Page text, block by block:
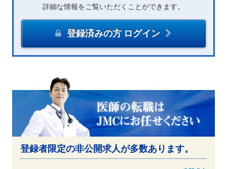
詳細な情報をご覧いただくことができます。
登録済みの方 ログイン
登録者限定の非公開求人が多数あります。